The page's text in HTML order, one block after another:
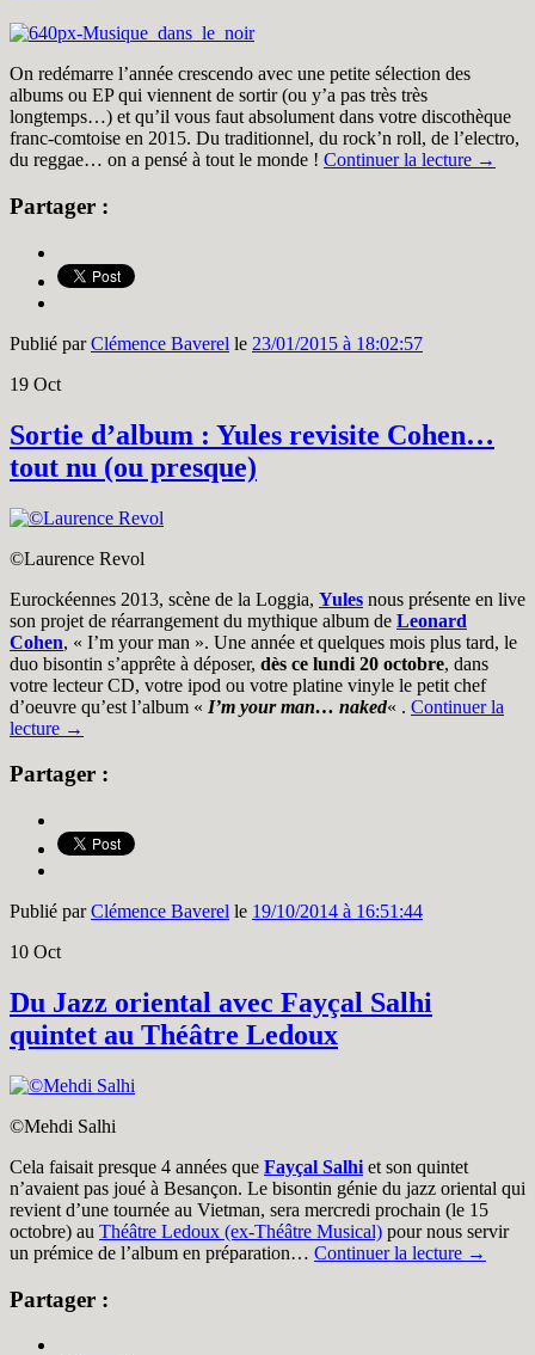
On redémarre l’année crescendo avec une petite sélection des
albums ou EP qui viennent de sortir (ou y’a pas très très
longtemps…) et qu’il vous faut absolument dans votre discothèque
franc-comtoise en 2015. Du traditionnel, du rock’n roll, de l’electro,
du reggae… on a pensé à tout le monde ! Continuer la lecture →
Partager :
Publié parClémence Baverel le 23/01/2015 à 18:02:57
19 Oct
Sortie d’album : Yules revisite Cohen…
tout nu (ou presque)
©Laurence Revol
Eurockéennes 2013, scène de la Loggia, Yules nous présente en live
son projet de réarrangement du mythique album de Leonard
Cohen, « I’m your man ». Une année et quelques mois plus tard, le
duo bisontin s’apprête à déposer, dès ce lundi 20 octobre, dans
votre lecteur CD, votre ipod ou votre platine vinyle le petit chef
d’oeuvre qu’est l’album « I’m your man… naked« . Continuer la
lecture →
Partager :
Publié parClémence Baverel le 19/10/2014 à 16:51:44
10 Oct
Du Jazz oriental avec Fayçal Salhi
quintet au Théâtre Ledoux
©Mehdi Salhi
Cela faisait presque 4 années que Fayçal Salhi et son quintet
n’avaient pas joué à Besançon. Le bisontin génie du jazz oriental qui
revient d’une tournée au Vietman, sera mercredi prochain (le 15
octobre) au Théâtre Ledoux (ex-Théâtre Musical) pour nous servir
un prémice de l’album en préparation… Continuer la lecture →
Partager :